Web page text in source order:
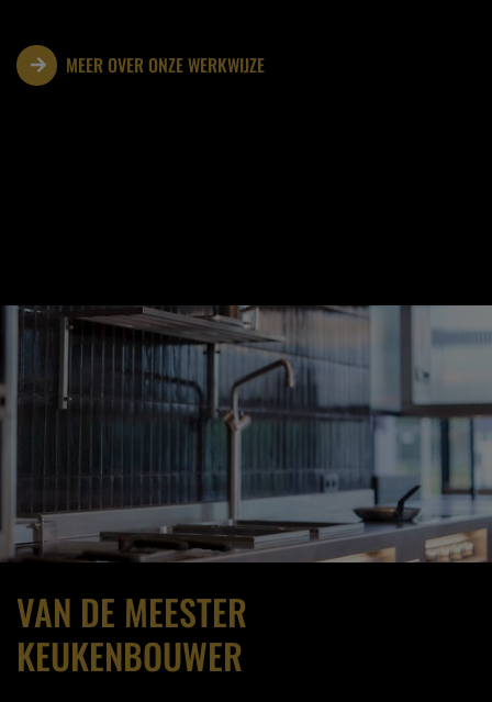
MEER OVER ONZE WERKWIJZE
VAN DE MEESTER
KEUKENBOUWER